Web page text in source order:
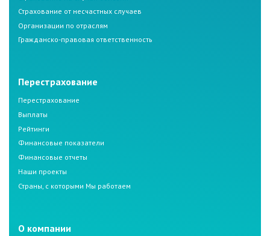
Страхование от несчастных случаев
Организации по отраслям
Гражданско-правовая ответственность
Перестрахование
Перестрахование
Выплаты
Рейтинги
Финансовые показатели
Финансовые отчеты
Наши проекты
Страны, с которыми Мы работаем
О компании